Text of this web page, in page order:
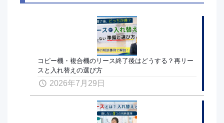
コピー機・複合機のリース終了後はどうする？再リー
スと入れ替えの選び方
2026年7月29日